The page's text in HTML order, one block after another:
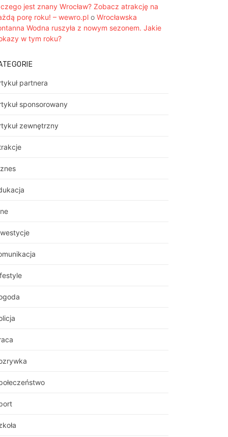
jest znany Wrocław? Zobacz atrakcję na
porę roku! – wewro.plo Wrocławska
Wodna ruszyła z nowym sezonem. Jakie
w tym roku?
partnera
sponsorowany
zewnętrzny